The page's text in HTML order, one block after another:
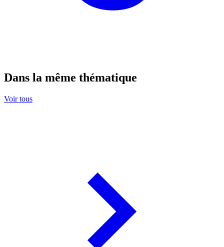
Dans la même thématique
Voir tous